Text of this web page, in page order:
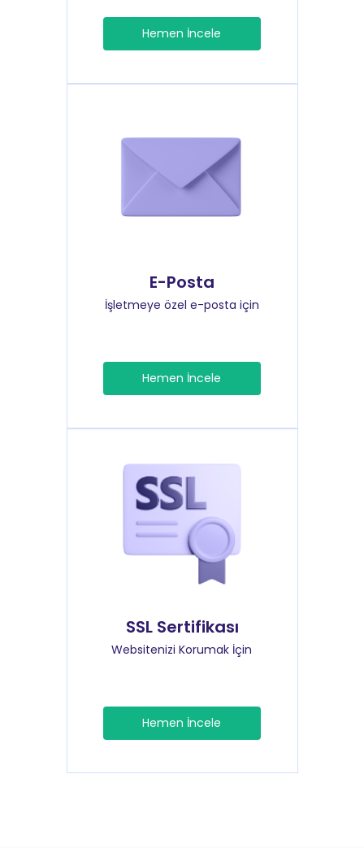
Hemen İncele
E-Posta
İşletmeye özel e-posta için
Hemen İncele
SSL Sertifikası
Websitenizi Korumak İçin
Hemen İncele